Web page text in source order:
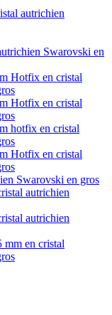
autrichien
Swarovski en
Hotfix en cristal
Hotfix en cristal
hotfix en cristal
Hotfix en cristal
Swarovski en gros
autrichien
autrichien
mm en cristal